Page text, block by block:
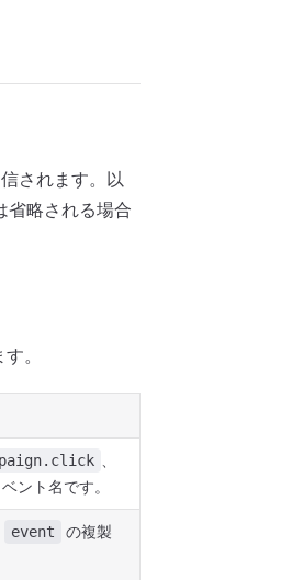
されます。以
省略される場合
。
ント名です。
event の複製